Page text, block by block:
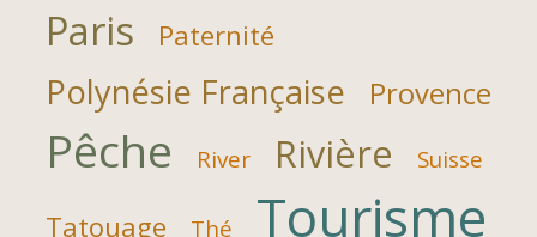
Paris Paternité
Polynésie Française Provence
Pêche River Rivière Suisse
Tatouage Thé Tourisme